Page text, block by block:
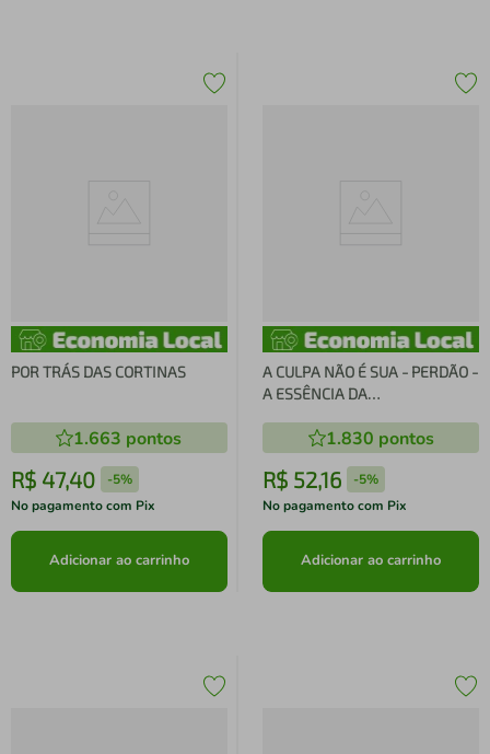
POR TRÁS DAS CORTINAS
1.663 pontos
R$ 47,40 -5%
No pagamento com Pix
Adicionar ao carrinho
A CULPA NÃO É SUA - PERDÃO -
A ESSÊNCIA DA
1.830 pontos
R$ 52,16 -5%
No pagamento com Pix
Adicionar ao carrinho